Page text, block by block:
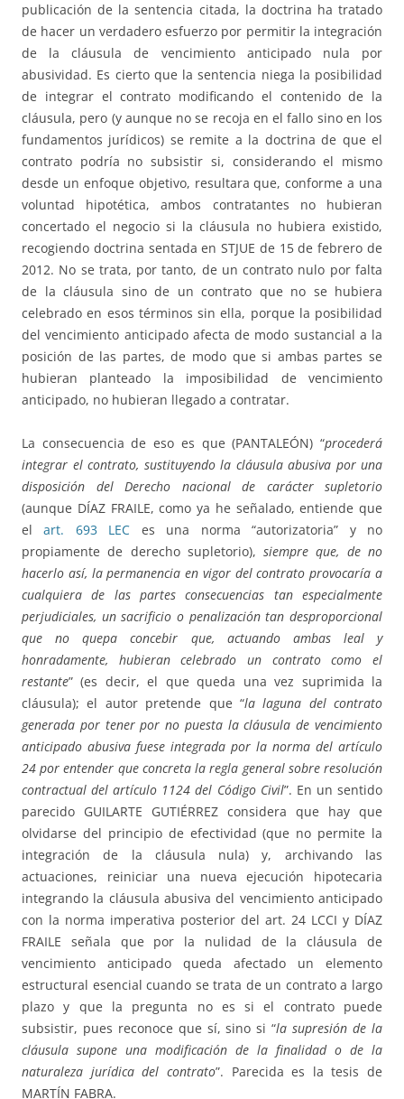
publicación de la sentencia citada, la doctrina ha tratado
de hacer un verdadero esfuerzo por permitir la integración
de la cláusula de vencimiento anticipado nula por
abusividad. Es cierto que la sentencia niega la posibilidad
de integrar el contrato modificando el contenido de la
cláusula, pero (y aunque no se recoja en el fallo sino en los
fundamentos jurídicos) se remite a la doctrina de que el
contrato podría no subsistir si, considerando el mismo
desde un enfoque objetivo, resultara que, conforme a una
voluntad hipotética, ambos contratantes no hubieran
concertado el negocio si la cláusula no hubiera existido,
recogiendo doctrina sentada en STJUE de 15 de febrero de
2012. No se trata, por tanto, de un contrato nulo por falta
de la cláusula sino de un contrato que no se hubiera
celebrado en esos términos sin ella, porque la posibilidad
del vencimiento anticipado afecta de modo sustancial a la
posición de las partes, de modo que si ambas partes se
hubieran planteado la imposibilidad de vencimiento
anticipado, no hubieran llegado a contratar.
La consecuencia de eso es que (PANTALEÓN) “procederá
integrar el contrato, sustituyendo la cláusula abusiva por una
disposición del Derecho nacional de carácter supletorio
(aunque DÍAZ FRAILE, como ya he señalado, entiende que
elart. 693 LEC es una norma “autorizatoria” y no
propiamente de derecho supletorio),siempre que, de no
hacerlo así, la permanencia en vigor del contrato provocaría a
cualquiera de las partes consecuencias tan especialmente
perjudiciales, un sacrificio o penalización tan desproporcional
que no quepa concebir que, actuando ambas leal y
honradamente, hubieran celebrado un contrato como el
restante” (es decir, el que queda una vez suprimida la
cláusula); el autor pretende que “la laguna del contrato
generada por tener por no puesta la cláusula de vencimiento
anticipado abusiva fuese integrada por la norma del artículo
24 por entender que concreta la regla general sobre resolución
contractual del artículo 1124 del Código Civil”. En un sentido
parecido GUILARTE GUTIÉRREZ considera que hay que
olvidarse del principio de efectividad (que no permite la
integración de la cláusula nula) y, archivando las
actuaciones, reiniciar una nueva ejecución hipotecaria
integrando la cláusula abusiva del vencimiento anticipado
con la norma imperativa posterior del art. 24 LCCI y DÍAZ
FRAILE señala que por la nulidad de la cláusula de
vencimiento anticipado queda afectado un elemento
estructural esencial cuando se trata de un contrato a largo
plazo y que la pregunta no es si el contrato puede
subsistir, pues reconoce que sí, sino si “la supresión de la
cláusula supone una modificación de la finalidad o de la
naturaleza jurídica del contrato”. Parecida es la tesis de
MARTÍN FABRA.